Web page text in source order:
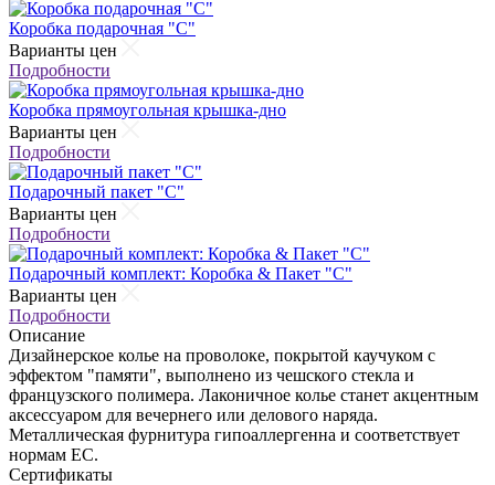
Коробка подарочная "С"
Варианты цен
Подробности
Коробка прямоугольная крышка-дно
Варианты цен
Подробности
Подарочный пакет "С"
Варианты цен
Подробности
Подарочный комплект: Коробка & Пакет "С"
Варианты цен
Подробности
Описание
Дизайнерское колье на проволоке, покрытой каучуком с
эффектом "памяти", выполнено из чешского стекла и
французского полимера. Лаконичное колье станет акцентным
аксессуаром для вечернего или делового наряда.
Металлическая фурнитура гипоаллергенна и соответствует
нормам ЕС.
Сертификаты